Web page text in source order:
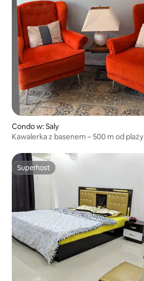
Condo w: Saly
Kawalerka z basenem – 500 m od plaży
Superhost
Superhost